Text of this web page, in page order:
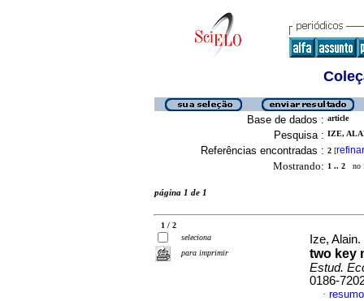
Base de dados : article
Pesquisa : IZE,
Referências encontradas : 2 [refinar
Mostrando: 1 .. 2 no
página 1 de 1
1 / 2
seleciona
para imprimir
Ize, Alain.
two key
Estud.
0186-
·